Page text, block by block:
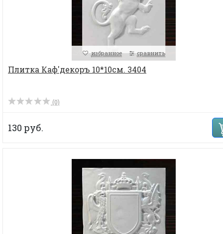
избранное сравнить
Плитка Каф'декоръ 10*10см. 3404
(0)
130 руб.